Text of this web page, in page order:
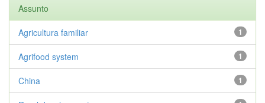
Assunto
1
Agricultura familiar
1
Agrifood system
1
China